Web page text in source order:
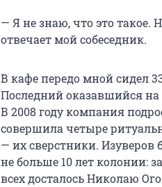
— Я не знаю, что это такое.
отвечает мой собеседник.
В кафе передо мной сидел
Последний оказавшийся на
В 2008 году компания
совершила четыре
— их сверстники.
не больше 10 лет колонии:
всех досталось Николаю